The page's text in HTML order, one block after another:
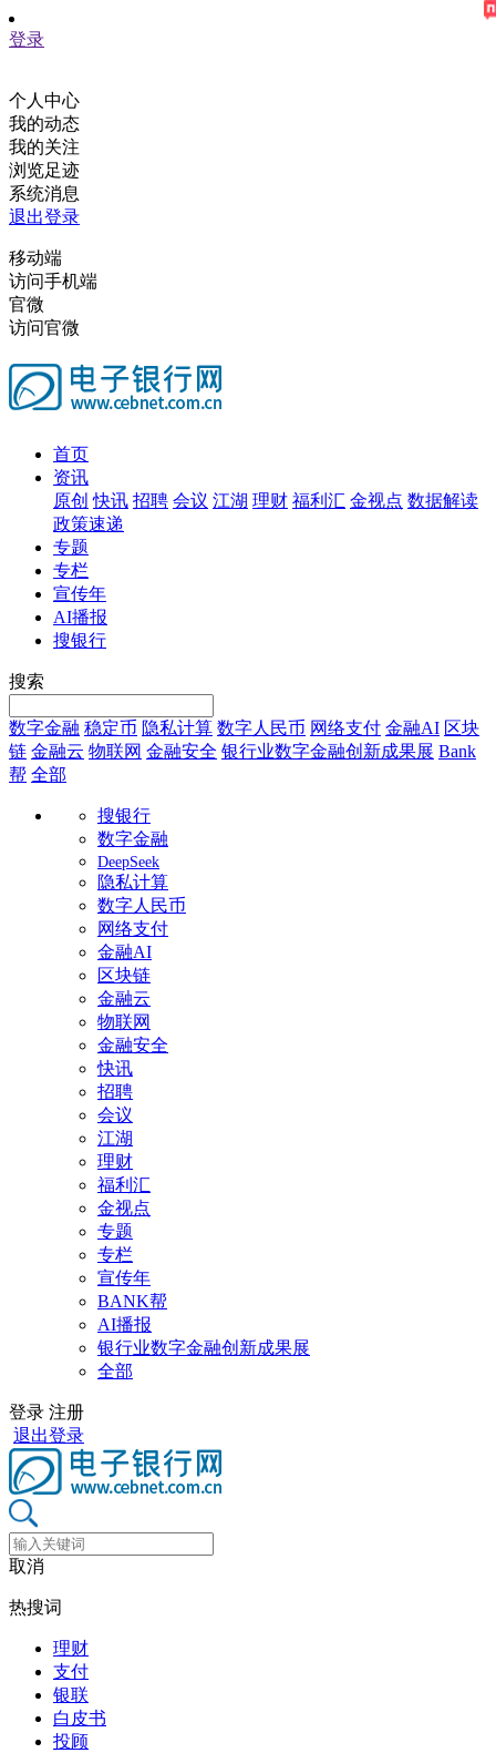
登录
个人中心
我的动态
我的关注
浏览足迹
系统消息
退出登录
移动端
访问手机端
官微
访问官微
首页
资讯
原创 快讯 招聘 会议 江湖 理财 福利汇 金视点 数据解读
政策速递
专题
专栏
宣传年
AI播报
搜银行
搜索
数字金融 稳定币 隐私计算 数字人民币 网络支付 金融AI 区块
链 金融云 物联网 金融安全 银行业数字金融创新成果展 Bank
帮 全部
搜银行
数字金融
DeepSeek
隐私计算
数字人民币
网络支付
金融AI
区块链
金融云
物联网
金融安全
快讯
招聘
会议
江湖
理财
福利汇
金视点
专题
专栏
宣传年
BANK帮
AI播报
银行业数字金融创新成果展
全部
登录 注册
退出登录
取消
热搜词
理财
支付
银联
白皮书
投顾